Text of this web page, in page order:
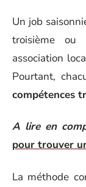
Un job
troisième ou
association
Pourtant,
compétences
A lire en
pour trouver
La méthode